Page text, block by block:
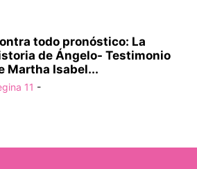
todo pronóstico: La
de Ángelo- Testimonio
Martha Isabel...
11 -